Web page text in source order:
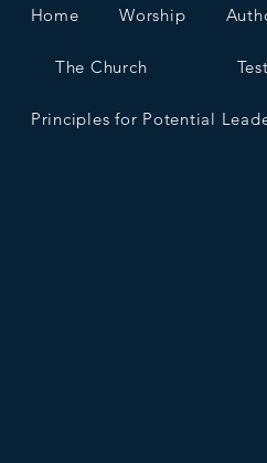
Home Worship
The Church
Principles for Potential